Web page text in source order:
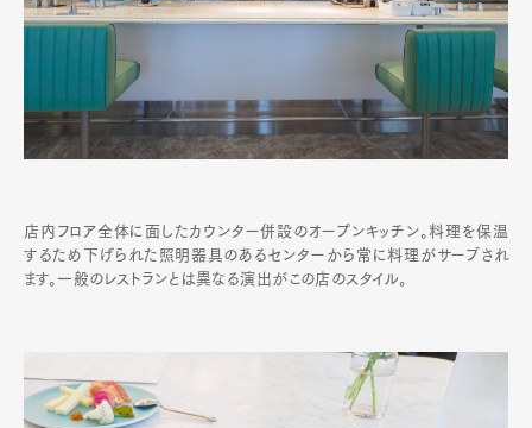
店内フロア全体に面したカウンター併設のオープンキッチン。料理を保温
するため下げられた照明器具のあるセンターから常に料理がサーブされ
ます。一般のレストランとは異なる演出がこの店のスタイル。